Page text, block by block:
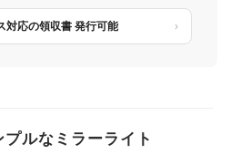
対応の領収書 発行可能
ルなミラーライト